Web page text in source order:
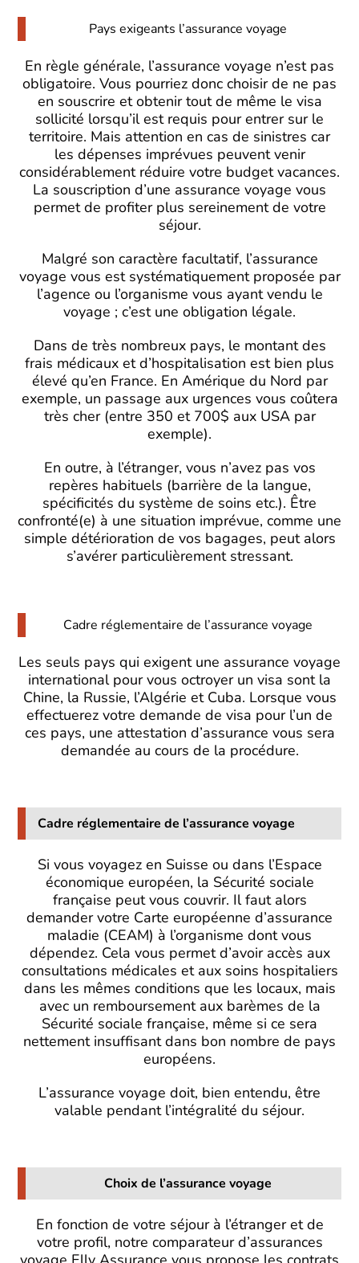
Pays exigeants l’assurance voyage
En règle générale, l’assurance voyage n’est pas
obligatoire. Vous pourriez donc choisir de ne pas
en souscrire et obtenir tout de même le visa
sollicité lorsqu’il est requis pour entrer sur le
territoire. Mais attention en cas de sinistres car
les dépenses imprévues peuvent venir
considérablement réduire votre budget vacances.
La souscription d’une assurance voyage vous
permet de profiter plus sereinement de votre
séjour.
Malgré son caractère facultatif, l’assurance
voyage vous est systématiquement proposée par
l’agence ou l’organisme vous ayant vendu le
voyage ; c’est une obligation légale.
Dans de très nombreux pays, le montant des
frais médicaux et d’hospitalisation est bien plus
élevé qu’en France. En Amérique du Nord par
exemple, un passage aux urgences vous coûtera
très cher (entre 350 et 700$ aux USA par
exemple).
En outre, à l’étranger, vous n’avez pas vos
repères habituels (barrière de la langue,
spécificités du système de soins etc.). Être
confronté(e) à une situation imprévue, comme une
simple détérioration de vos bagages, peut alors
s’avérer particulièrement stressant.
Cadre réglementaire de l’assurance voyage
Les seuls pays qui exigent une assurance voyage
international pour vous octroyer un visa sont la
Chine, la Russie, l’Algérie et Cuba. Lorsque vous
effectuerez votre demande de visa pour l’un de
ces pays, une attestation d’assurance vous sera
demandée au cours de la procédure.
Cadre réglementaire de l’assurance voyage
Si vous voyagez en Suisse ou dans l’Espace
économique européen, la Sécurité sociale
française peut vous couvrir. Il faut alors
demander votre Carte européenne d’assurance
maladie (CEAM) à l’organisme dont vous
dépendez. Cela vous permet d’avoir accès aux
consultations médicales et aux soins hospitaliers
dans les mêmes conditions que les locaux, mais
avec un remboursement aux barèmes de la
Sécurité sociale française, même si ce sera
nettement insuffisant dans bon nombre de pays
européens.
L’assurance voyage doit, bien entendu, être
valable pendant l’intégralité du séjour.
Choix de l’assurance voyage
En fonction de votre séjour à l’étranger et de
votre profil, notre comparateur d’assurances